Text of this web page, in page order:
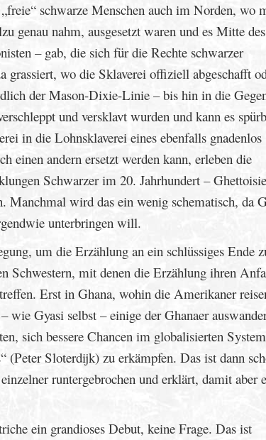
schwarze Menschen auch im Norden, wo
genau nahm, ausgesetzt waren und es Mitte
– gab, die sich für die Rechte schwarzer
grassiert, wo die Sklaverei offiziell abgeschafft
der Mason-Dixie-Linie – bis hin in die
und versklavt wurden und kann es
in die Lohnsklaverei eines ebenfalls gnadenlos
einen andern ersetzt werden kann, erleben die
Schwarzer im 20. Jahrhundert –
Manchmal wird das ein wenig schematisch, da
unterbringen will.
um die Erzählung an ein schlüssiges Ende
Schwestern, mit denen die Erzählung ihren
Erst in Ghana, wohin die Amerikaner
Gyasi selbst – einige der Ghanaer
sich bessere Chancen im globalisierten
Sloterdijk) zu erkämpfen. Das ist dann
runtergebrochen und erklärt, damit aber
ein grandioses Debut, keine Frage. Das ist